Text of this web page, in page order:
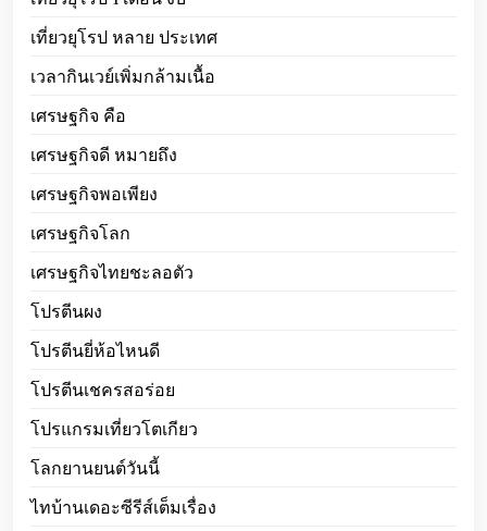
เที่ยวยุโรป หลาย ประเทศ
เวลากินเวย์เพิ่มกล้ามเนื้อ
เศรษฐกิจ คือ
เศรษฐกิจดี หมายถึง
เศรษฐกิจพอเพียง
เศรษฐกิจโลก
เศรษฐกิจไทยชะลอตัว
โปรตีนผง
โปรตีนยี่ห้อไหนดี
โปรตีนเชครสอร่อย
โปรแกรมเที่ยวโตเกียว
โลกยานยนต์วันนี้
ไทบ้านเดอะซีรีส์เต็มเรื่อง